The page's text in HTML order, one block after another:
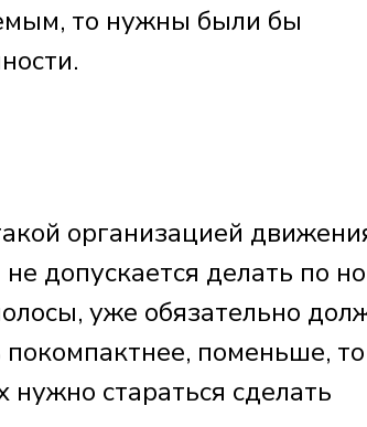
то нужны были бы
организацией
допускается делать по
уже обязательно
поменьше,
стараться сделать